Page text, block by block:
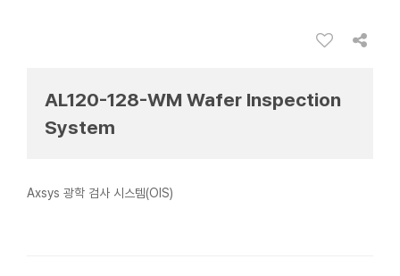
AL120-128-WM Wafer Inspection
System
Axsys 광학 검사 시스템(OIS)